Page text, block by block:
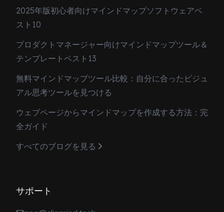
2025年版初心者向けマインドマップソフトウェアベ
スト10
プロダクトマネージャー向けマインドマップツール＆
テンプレートベスト13
無料マインドマップツール比較：自分に合ったビジュ
アル思考ツールを見つける
ウェブページからマインドマップを作成する方法：完
全ガイド
すべてのブログを見る
サポート